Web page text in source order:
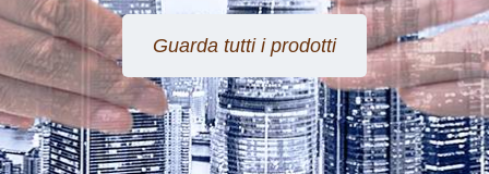
Guarda tutti i prodotti